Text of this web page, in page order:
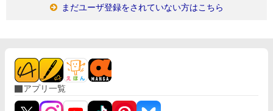
まだユーザ登録をされていない方はこちら
アプリ一覧